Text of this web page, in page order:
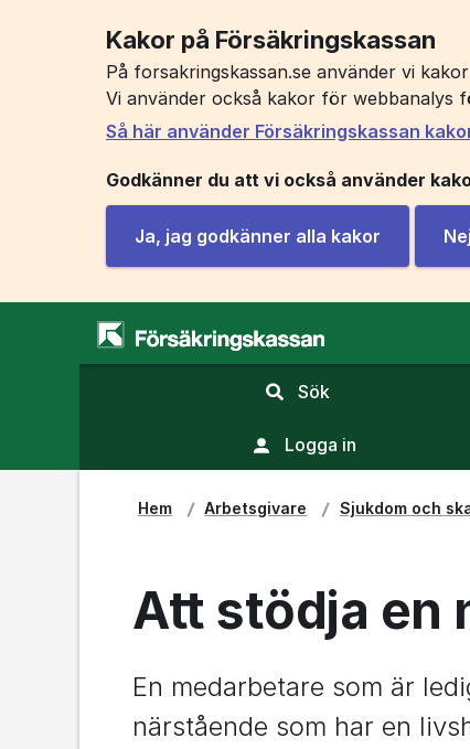
Kakor på Försäkringskassan
På forsakringskassan.se använder vi
Vi använder också kakor för
Så här använder Försäkringskassan
Godkänner du att vi också använder
Ja, jag godkänner alla kakor
Sök,
sökfält
Logga in
Hem Arbetsgivare Sjukdom och
Att stödja en
En medarbetare som är
närstående som har en